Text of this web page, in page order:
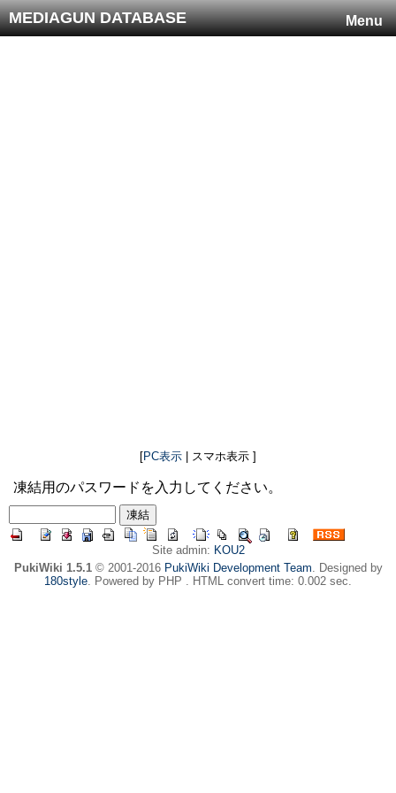
Menu
MEDIAGUN DATABASE
[PC表示 | スマホ表示 ]
凍結用のパスワードを入力してください。
Site admin: KOU2
PukiWiki 1.5.1© 2001-2016 PukiWiki Development Team. Designed by
180style. Powered by PHP . HTML convert time: 0.002 sec.